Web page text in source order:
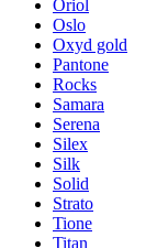
Oriol
Oslo
Oxyd gold
Pantone
Rocks
Samara
Serena
Silex
Silk
Solid
Strato
Tione
Titan